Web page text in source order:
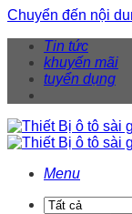
Chuyển đến nội
Tin tức
khuyến mãi
tuyển dụng
Menu